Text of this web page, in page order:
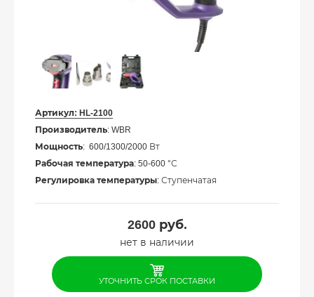
Артикул: HL-2100
Производитель: WBR
Мощность: 600/1300/2000 Вт
Рабочая температура: 50-600 °С
Регулировка температуры: Ступенчатая
2600руб.
нет в наличии
УТОЧНИТЬ СРОК ПОСТАВКИ